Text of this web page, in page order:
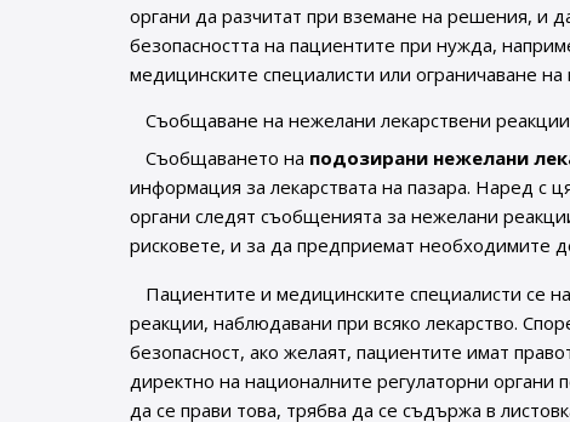
органи да разчитат при вземане на решения, и
безопасността на пациентите при нужда,
медицинските специалисти или ограничаване
Съобщаване на нежелани лекарствени реакции
Съобщаването на подозирани нежелани
информация за лекарствата на пазара. Наред с
органи следят съобщенията за нежелани
рисковете, и за да предприемат необходимите
Пациентите и медицинските специалисти се
реакции, наблюдавани при всяко лекарство.
безопасност, ако желаят, пациентите имат
директно на националните регулаторни органи
да се прави това, трябва да се съдържа в